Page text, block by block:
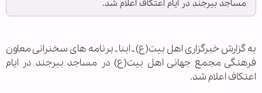
مساجد بیرجند در ایام اعتکاف اعلام شد.
به گزارش خبرگزاری اهل بیت(ع) ـ ابنا ـ برنامه های سخنرانی معاون
فرهنگی مجمع جهانی اهل بیت(ع) در مساجد بیرجند در ایام
اعتکاف اعلام شد.